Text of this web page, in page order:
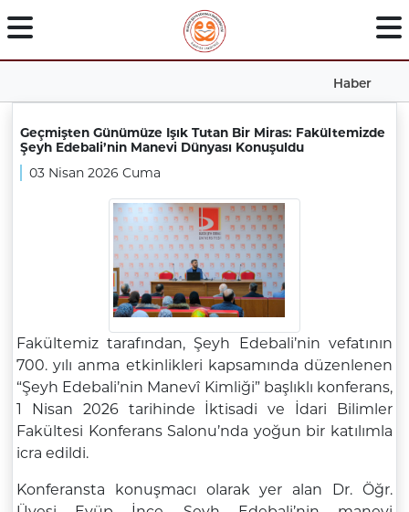
Haber
Geçmişten Günümüze Işık Tutan Bir Miras: Fakültemizde
Şeyh Edebali’nin Manevi Dünyası Konuşuldu
03 Nisan 2026 Cuma
Fakültemiz tarafından, Şeyh Edebali’nin vefatının
700. yılı anma etkinlikleri kapsamında düzenlenen
“Şeyh Edebali’nin Manevî Kimliği” başlıklı konferans,
1 Nisan 2026 tarihinde İktisadi ve İdari Bilimler
Fakültesi Konferans Salonu’nda yoğun bir katılımla
icra edildi.
Konferansta konuşmacı olarak yer alan Dr. Öğr.